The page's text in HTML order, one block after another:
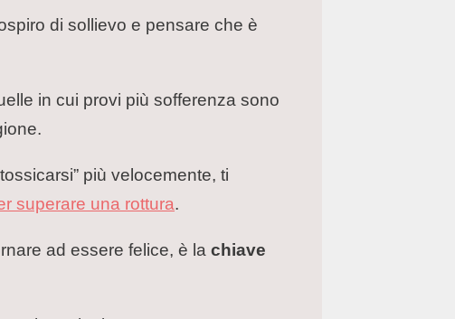
di sollievo e pensare che è
in cui provi più sofferenza sono
più velocemente, ti
superare una rottura.
ad essere felice, è la chiave